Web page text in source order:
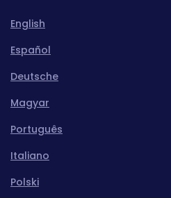
English
Español
Deutsche
Magyar
Português
Italiano
Polski